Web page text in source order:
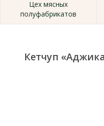
Цех мясных
полуфабрикатов
Кетчуп